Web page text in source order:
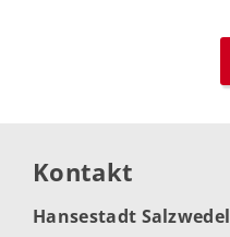
Kontakt
Hansestadt Salzwedel